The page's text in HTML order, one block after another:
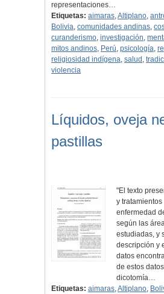
representaciones…
Etiquetas: aimaras,Altiplano,
Bolivia, comunidades andinas,
curanderismo, investigación,
mitos andinos, Perú, psicología,
religiosidad indígena, salud ,
violencia
Líquidos, oveja
pastillas
"El texto
y
enfermedad
según las
estudiadas, y
descripción y
datos
de estos
dicotomía…
Etiquetas: aimaras,Altiplano,